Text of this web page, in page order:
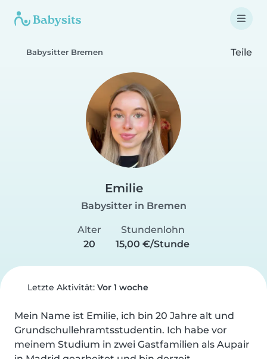
Babysitter Bremen Teile
Emilie
Babysitter in Bremen
Alter
20
Stundenlohn
15,00 €/Stunde
Letzte Aktivität: Vor 1 woche
Mein Name ist Emilie, ich bin 20 Jahre alt und
Grundschullehramtsstudentin. Ich habe vor
meinem Studium in zwei Gastfamilien als Aupair